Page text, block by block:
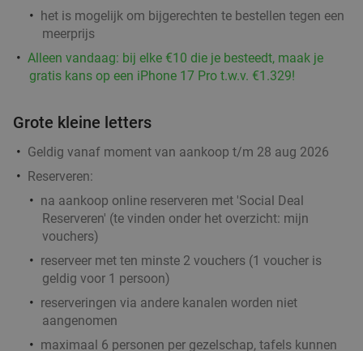
het is mogelijk om bijgerechten te bestellen tegen een
meerprijs
Alleen vandaag: bij elke €10 die je besteedt, maak je
gratis kans op een iPhone 17 Pro t.w.v. €1.329!
Grote kleine letters
Geldig vanaf moment van aankoop t/m 28 aug 2026
Reserveren:
na aankoop online reserveren met 'Social Deal
Reserveren' (te vinden onder het overzicht: mijn
vouchers)
reserveer met ten minste 2 vouchers (1 voucher is
geldig voor 1 persoon)
reserveringen via andere kanalen worden niet
aangenomen
maximaal 6 personen per gezelschap, tafels kunnen